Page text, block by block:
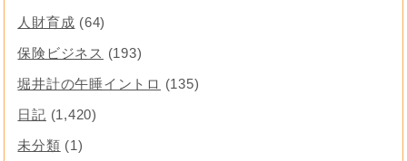
人財育成 (64)
保険ビジネス (193)
堀井計の午睡イントロ (135)
日記 (1,420)
未分類 (1)